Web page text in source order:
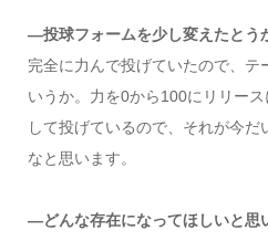
―投球フォームを少し変えたとう
完全に力んで投げていたので、テ
いうか。力を0から100にリリー
して投げているので、それが今
なと思います。
―どんな存在になってほしいと思